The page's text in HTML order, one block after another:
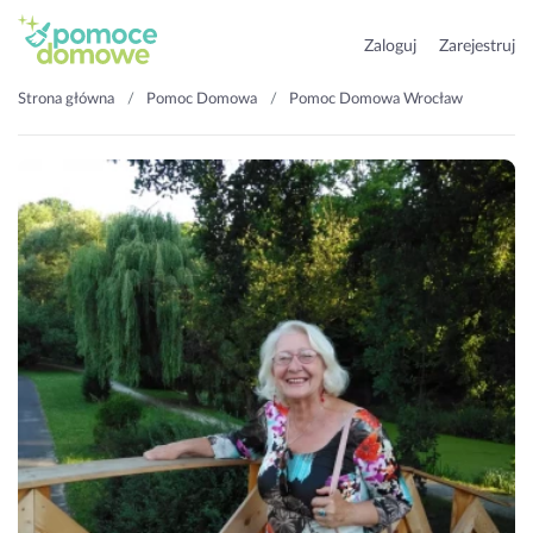
Zaloguj Zarejestruj
Strona główna Pomoc Domowa Pomoc Domowa Wrocław